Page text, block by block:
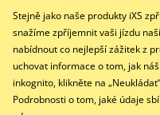
Elastické nastavení v pase
Dvojité nastavení šířky
Manžety nastavitelné
Komfortní manžety s
Komfortní límeček s
Po -
Stejně jako naše produkty iXS
snažíme zpříjemnit vaši jízdu
nabídnout co nejlepší zážitek z
uchovat informace o tom, jak
inkognito, klikněte na
Podrobnosti o tom, jaké údaje